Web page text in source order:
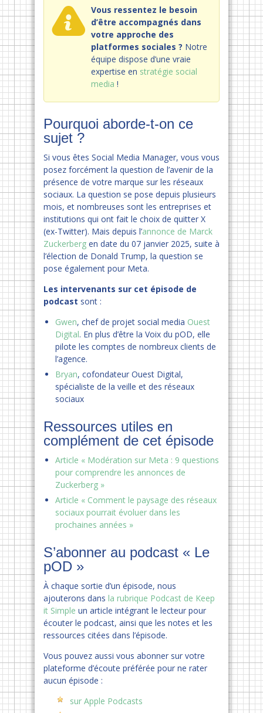
Vous ressentez le besoin
d’être accompagnés dans
votre approche des
platformes sociales ? Notre
équipe dispose d’une vraie
expertise en stratégie social
media !
Pourquoi aborde-t-on ce
sujet ?
Si vous êtes Social Media Manager, vous vous
posez forcément la question de l’avenir de la
présence de votre marque sur les réseaux
sociaux. La question se pose depuis plusieurs
mois, et nombreuses sont les entreprises et
institutions qui ont fait le choix de quitter X
(ex-Twitter). Mais depuis l’annonce de Marck
Zuckerberg en date du 07 janvier 2025, suite à
l’élection de Donald Trump, la question se
pose également pour Meta.
Les intervenants sur cet épisode de
podcast sont :
Gwen, chef de projet social media Ouest
Digital. En plus d’être la Voix du pOD, elle
pilote les comptes de nombreux clients de
l’agence.
Bryan, cofondateur Ouest Digital,
spécialiste de la veille et des réseaux
sociaux
Ressources utiles en
complément de cet épisode
Article « Modération sur Meta : 9 questions
pour comprendre les annonces de
Zuckerberg »
Article « Comment le paysage des réseaux
sociaux pourrait évoluer dans les
prochaines années »
S’abonner au podcast « Le
pOD »
À chaque sortie d’un épisode, nous
ajouterons dans la rubrique Podcast de Keep
it Simple un article intégrant le lecteur pour
écouter le podcast, ainsi que les notes et les
ressources citées dans l’épisode.
Vous pouvez aussi vous abonner sur votre
plateforme d’écoute préférée pour ne rater
aucun épisode :
sur Apple Podcasts